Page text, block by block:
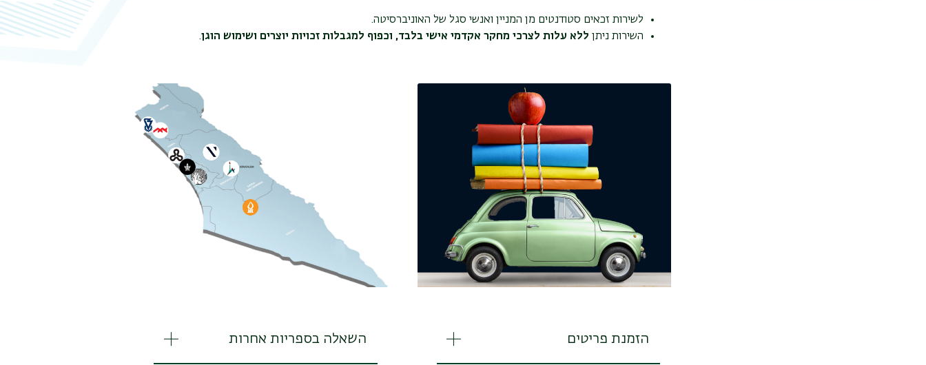
לשירות זכאים סטודנטים מן המניין ואנשי סגל של האוניברסיטה.
השירות ניתן ללא עלות לצרכי מחקר אקדמי אישי בלבד, וכפוף למגבלות זכויות יוצרים ושימוש הוגן.
הזמנת פריטים השאלה בספריות אחרות